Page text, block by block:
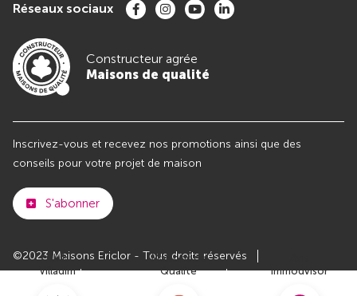
Club
Villadim
Maisons de
Qualité
Immodvisor
Réseaux sociaux
Constructeur agrée
Maisons de qualité
Inscrivez-vous et recevez nos promotions ainsi que des
conseils pour votre projet de maison
S'abonner
©2023 Maisons Ericlor - Tous droits réservés
Plan du site
Paramètres des cookies